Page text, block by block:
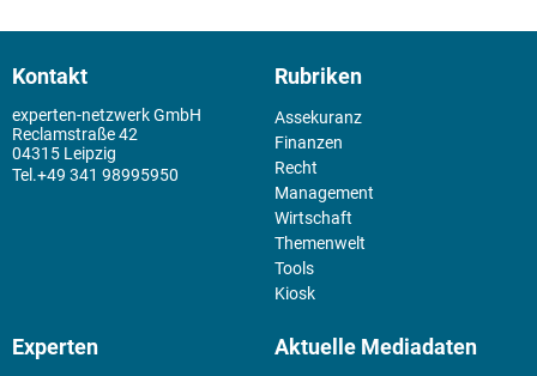
Kontakt
experten-netzwerk GmbH
Reclamstraße 42
04315 Leipzig
+49 341 98995950
Rubriken
Assekuranz
Finanzen
Recht
Management
Wirtschaft
Themenwelt
Tools
Kiosk
Experten Aktuelle Mediadaten